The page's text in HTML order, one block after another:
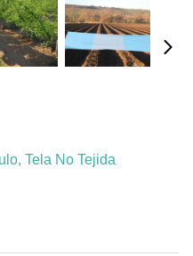
Tela No Tejida